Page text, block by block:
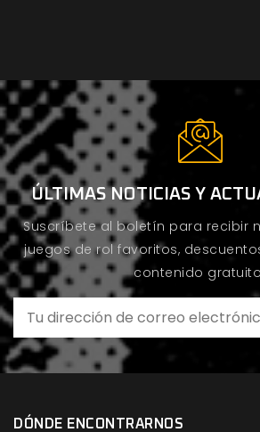
ÚLTIMAS NOTICIAS Y
Suscríbete al boletín para recibir
juegos de rol favoritos,
contenido
DÓNDE ENCONTRARNOS